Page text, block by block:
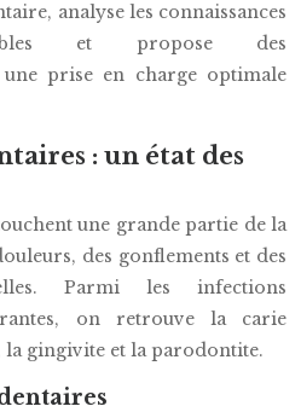
analyse les connaissances
et propose des
prise en charge optimale
: un état des
une grande partie de la
des gonflements et des
Parmi les infections
on retrouve la carie
la gingivite et la parodontite.